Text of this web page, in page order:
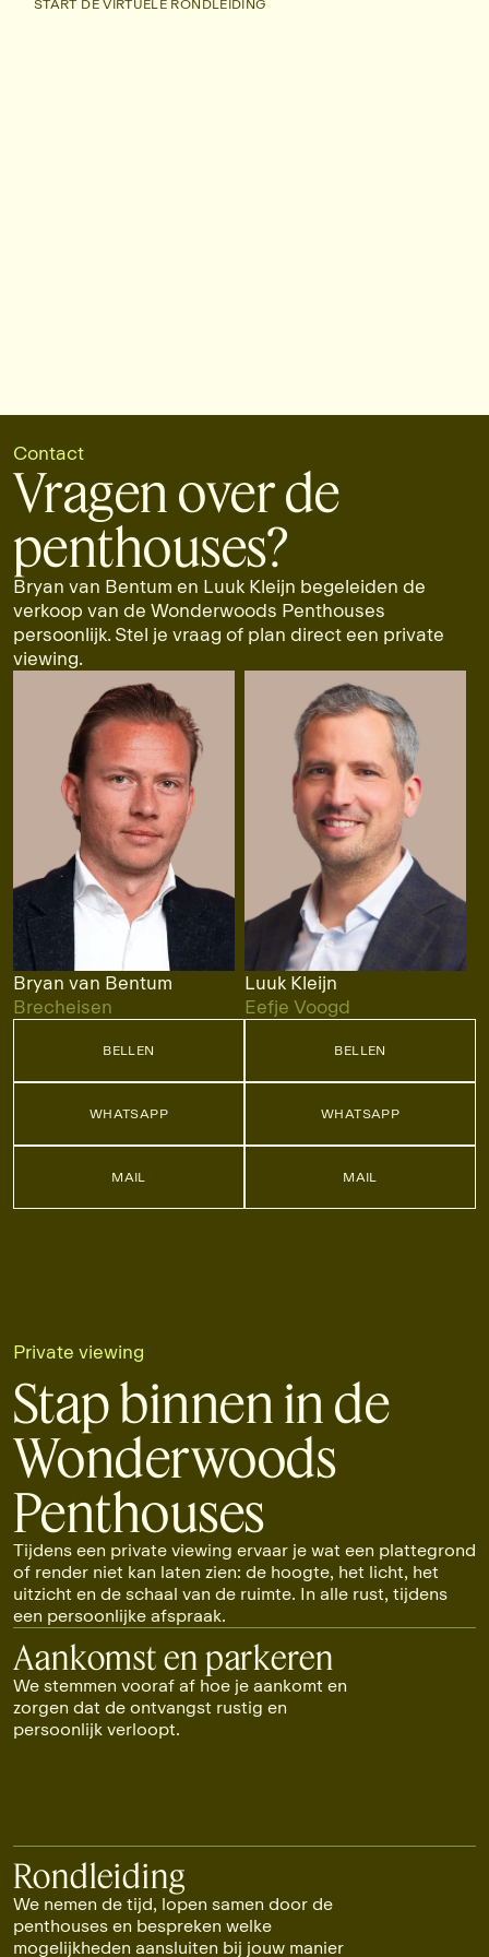
START DE VIRTUELE RONDLEIDING
Contact
Vragen over de
penthouses?
Bryan van Bentum en Luuk Kleijn begeleiden de
verkoop van de Wonderwoods Penthouses
persoonlijk. Stel je vraag of plan direct een private
viewing.
Bryan van Bentum
Brecheisen
BELLEN
WHATSAPP
MAIL
Luuk Kleijn
Eefje Voogd
BELLEN
WHATSAPP
MAIL
Private viewing
Stap binnen in de
Wonderwoods
Penthouses
Tijdens een private viewing ervaar je wat een plattegrond
of render niet kan laten zien: de hoogte, het licht, het
uitzicht en de schaal van de ruimte. In alle rust, tijdens
een persoonlijke afspraak.
Aankomst en parkeren
We stemmen vooraf af hoe je aankomt en
zorgen dat de ontvangst rustig en
persoonlijk verloopt.
Rondleiding
We nemen de tijd, lopen samen door de
penthouses en bespreken welke
mogelijkheden aansluiten bij jouw manier